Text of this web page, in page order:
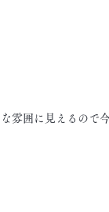
雰囲に見えるので